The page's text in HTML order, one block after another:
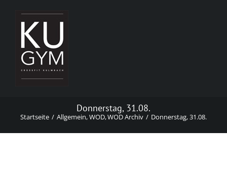
springen
Donnerstag, 31.08.
Startseite Allgemein WOD WOD Archiv Donnerstag, 31.08.